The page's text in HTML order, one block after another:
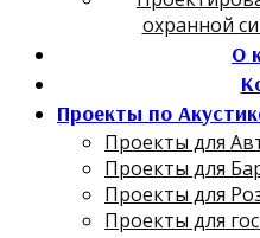
охранной
О
Проекты по
Проекты для
Проекты для
Проекты для
Проекты для